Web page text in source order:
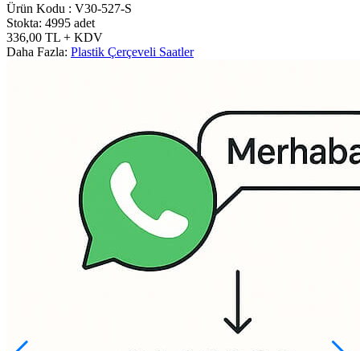
Ürün Kodu : V30-527-S
Stokta: 4995 adet
336,00 TL + KDV
Daha Fazla: Plastik Çerçeveli Saatler